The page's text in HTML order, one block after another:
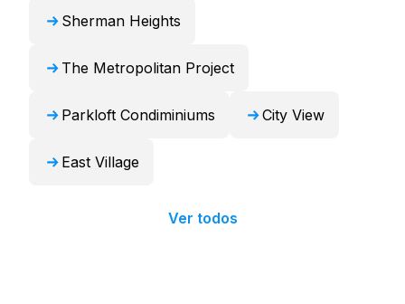
Sherman Heights
The Metropolitan Project
Parkloft Condiminiums City View
East Village
Ver todos